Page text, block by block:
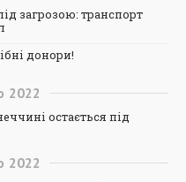
загрозою: транспорт
донори!
2022
остається під
2022